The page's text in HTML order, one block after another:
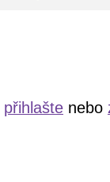
přihlašte nebo